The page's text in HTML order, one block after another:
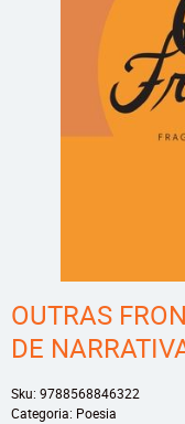
OUTRAS
DE
Sku: 9788568846322
Categoria: Poesia